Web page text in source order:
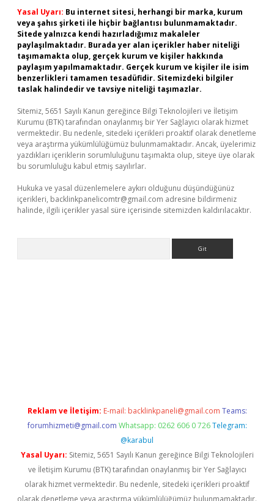
Yasal Uyarı: Bu internet sitesi, herhangi bir marka, kurum
veya şahıs şirketi ile hiçbir bağlantısı bulunmamaktadır.
Sitede yalnızca kendi hazırladığımız makaleler
paylaşılmaktadır. Burada yer alan içerikler haber niteliği
taşımamakta olup, gerçek kurum ve kişiler hakkında
paylaşım yapılmamaktadır. Gerçek kurum ve kişiler ile isim
benzerlikleri tamamen tesadüfidir. Sitemizdeki bilgiler
taslak halindedir ve tavsiye niteliği taşımazlar.
Sitemiz, 5651 Sayılı Kanun gereğince Bilgi Teknolojileri ve İletişim
Kurumu (BTK) tarafından onaylanmış bir Yer Sağlayıcı olarak hizmet
vermektedir. Bu nedenle, sitedeki içerikleri proaktif olarak denetleme
veya araştırma yükümlülüğümüz bulunmamaktadır. Ancak, üyelerimiz
yazdıkları içeriklerin sorumluluğunu taşımakta olup, siteye üye olarak
bu sorumluluğu kabul etmiş sayılırlar.
Hukuka ve yasal düzenlemelere aykırı olduğunu düşündüğünüz
içerikleri, backlinkpanelicomtr@gmail.com adresine bildirmeniz
halinde, ilgili içerikler yasal süre içerisinde sitemizden kaldırılacaktır.
Reklam ve İletişim: E-mail: backlinkpaneli@gmail.com Teams:
forumhizmeti@gmail.com Whatsapp: 0262 606 0 726 Telegram:
@karabul
Yasal Uyarı: Sitemiz, 5651 Sayılı Kanun gereğince Bilgi Teknolojileri
ve İletişim Kurumu (BTK) tarafından onaylanmış bir Yer Sağlayıcı
olarak hizmet vermektedir. Bu nedenle, sitedeki içerikleri proaktif
olarak denetleme veya araştırma yükümlülüğümüz bulunmamaktadır.